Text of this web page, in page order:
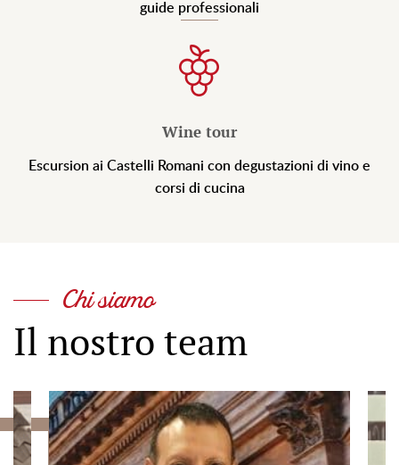
guide professionali
Wine tour
Escursion ai Castelli Romani con degustazioni di vino e
corsi di cucina
Chi siamo
Il nostro team